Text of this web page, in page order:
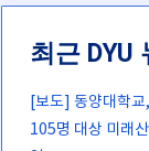
최근 DYU
[보도] 동양대학
105명 대상 미래